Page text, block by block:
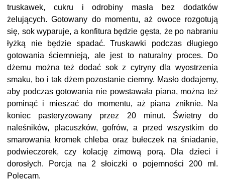
truskawek, cukru i odrobiny masła bez dodatków
żelujących. Gotowany do momentu, aż owoce rozgotują
się, sok wyparuje, a konfitura będzie gęsta, że po nabraniu
łyżką nie będzie spadać. Truskawki podczas długiego
gotowania ściemnieją, ale jest to naturalny proces. Do
dżemu można też dodać sok z cytryny dla wyostrzenia
smaku, bo i tak dżem pozostanie ciemny. Masło dodajemy,
aby podczas gotowania nie powstawała piana, można też
pominąć i mieszać do momentu, aż piana zniknie. Na
koniec pasteryzowany przez 20 minut. Świetny do
naleśników, placuszków, gofrów, a przed wszystkim do
smarowania kromek chleba oraz bułeczek na śniadanie,
podwieczorek, czy kolację zimową porą. Dla dzieci i
dorosłych. Porcja na 2 słoiczki o pojemności 200 ml.
Polecam.